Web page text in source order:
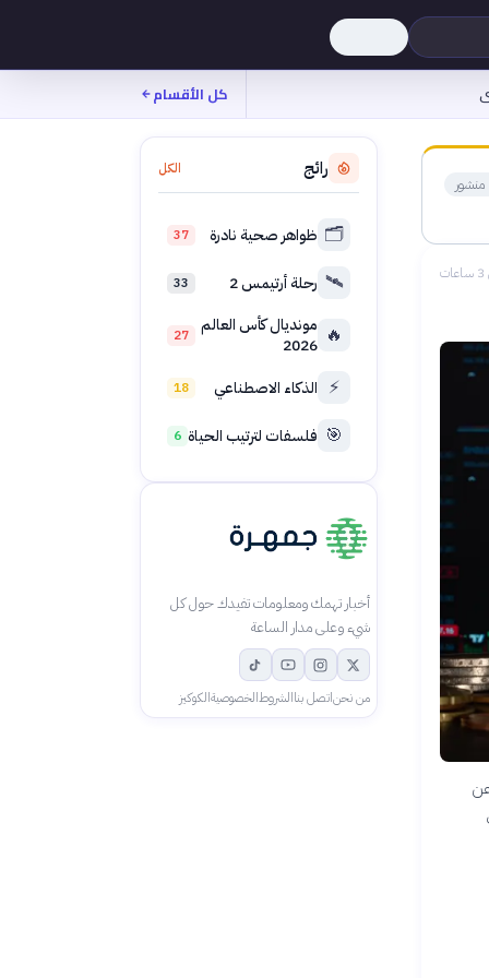
كل الأقسام
منشور
رائج الكل
🗂️ ظواهر صحية نادرة 37
🛰️ رحلة أرتيمس 2 33
🔥 مونديال كأس العالم
2026
27
⚡ الذكاء الاصطناعي 18
🎯 فلسفات لترتيب الحياة 6
أخبار تهمك ومعلومات تفيدك حول كل
شيء وعلى مدار الساعة
من نحناتصل بناالشروطالخصوصيةالكوكيز